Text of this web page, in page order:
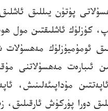
پۈتۈن يىللىق
كۈزلۈك ئاشلىقتىن مول
ئومۇميۈزلۈك
ئىبارەت مەھسۇلاتنى
دورا پۈركۈش